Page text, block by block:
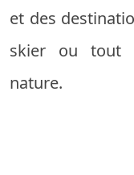
et des
skier ou tout
nature.